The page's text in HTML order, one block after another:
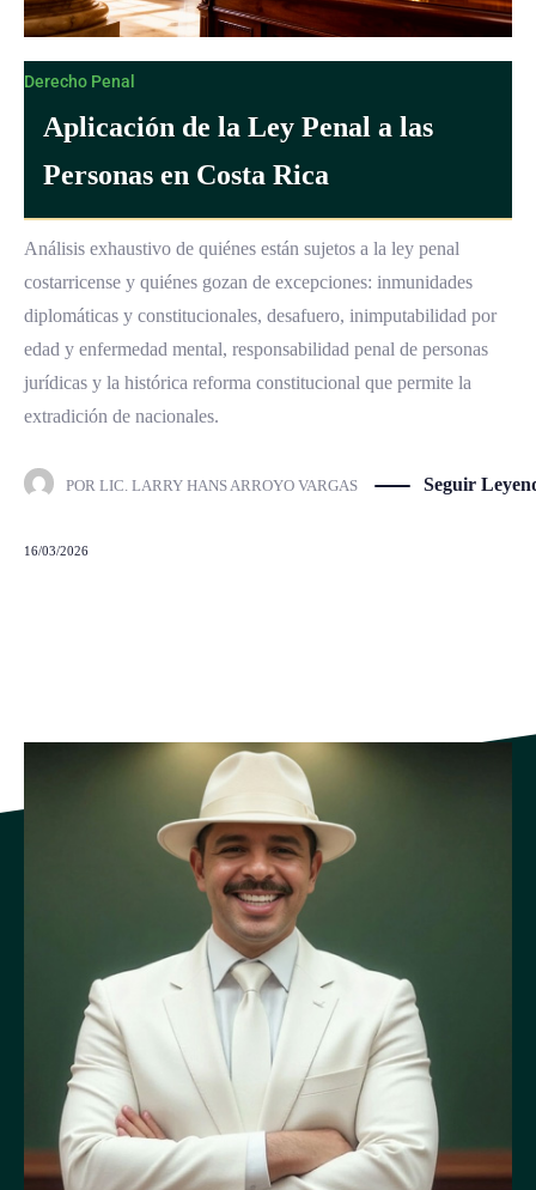
Derecho Penal
Aplicación de la Ley Penal a las
Personas en Costa Rica
Análisis exhaustivo de quiénes están sujetos a la ley penal
costarricense y quiénes gozan de excepciones: inmunidades
diplomáticas y constitucionales, desafuero, inimputabilidad por
edad y enfermedad mental, responsabilidad penal de personas
jurídicas y la histórica reforma constitucional que permite la
extradición de nacionales.
POR LIC. LARRY HANS ARROYO VARGAS Seguir
16/03/2026